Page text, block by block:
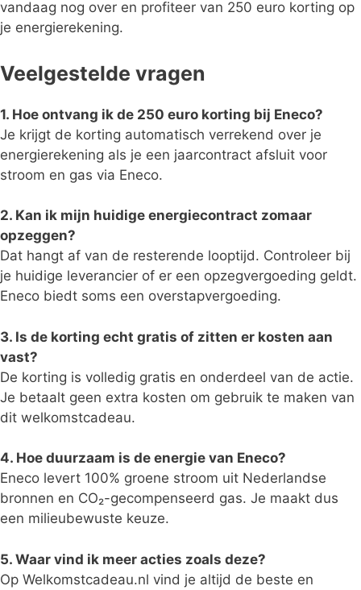
vandaag nog over en profiteer van 250 euro korting op
je energierekening.
Veelgestelde vragen
1. Hoe ontvang ik de 250 euro korting bij Eneco?
Je krijgt de korting automatisch verrekend over je
energierekening als je een jaarcontract afsluit voor
stroom en gas via Eneco.
2. Kan ik mijn huidige energiecontract zomaar
opzeggen?
Dat hangt af van de resterende looptijd. Controleer bij
je huidige leverancier of er een opzegvergoeding geldt.
Eneco biedt soms een overstapvergoeding.
3. Is de korting echt gratis of zitten er kosten aan
vast?
De korting is volledig gratis en onderdeel van de actie.
Je betaalt geen extra kosten om gebruik te maken van
dit welkomstcadeau.
4. Hoe duurzaam is de energie van Eneco?
Eneco levert 100% groene stroom uit Nederlandse
bronnen en CO₂-gecompenseerd gas. Je maakt dus
een milieubewuste keuze.
5. Waar vind ik meer acties zoals deze?
Op Welkomstcadeau.nl vind je altijd de beste en